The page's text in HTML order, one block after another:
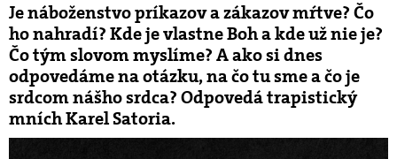
Je náboženstvo príkazov a zákazov mŕtve? Čo
ho nahradí? Kde je vlastne Boh a kde už nie je?
Čo tým slovom myslíme? A ako si dnes
odpovedáme na otázku, na čo tu sme a čo je
srdcom nášho srdca? Odpovedá trapistický
mních Karel Satoria.